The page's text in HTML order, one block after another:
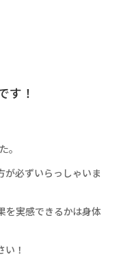
す！
。
が必ずいらっしゃいま
を実感できるかは身体
！